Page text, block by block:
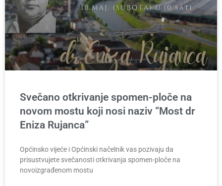
Svečano otkrivanje spomen-ploče na
novom mostu koji nosi naziv “Most dr
Eniza Rujanca”
Općinsko vijeće i Općinski načelnik vas pozivaju da
prisustvujete svečanosti otkrivanja spomen-ploče na
novoizgrađenom mostu